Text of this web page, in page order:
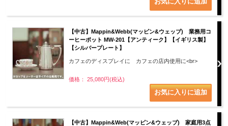
【中古】Mappin&Webb(マッピン&ウェッブ) 業務用コ
ーヒーポット MW-201【アンティーク】【イギリス製】
【シルバープレート】
カフェのディスプレイに カフェの店内使用に<br>
価格： 25,080円(税込)
【中古】Mappin&Web(マッピン&ウェッブ) 家庭用3点